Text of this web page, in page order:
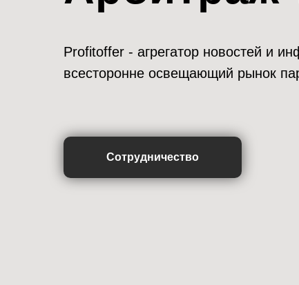
Profitoffer - агрегатор новостей и
всесторонне освещающий рынок
Сотрудничество